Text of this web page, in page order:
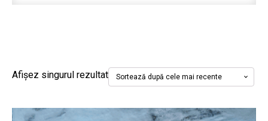
Afișez singurul rezultat